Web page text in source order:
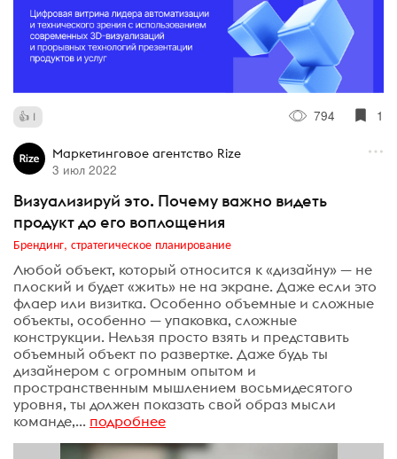
1 794 1
Маркетинговое агентство Rize
3 июл 2022
Визуализируй это. Почему важно видеть
продукт до его воплощения
Брендинг, стратегическое планирование
Любой объект, который относится к «дизайну» — не
плоский и будет «жить» не на экране. Даже если это
флаер или визитка. Особенно объемные и сложные
объекты, особенно — упаковка, сложные
конструкции. Нельзя просто взять и представить
объемный объект по развертке. Даже будь ты
дизайнером с огромным опытом и
пространственным мышлением восьмидесятого
уровня, ты должен показать свой образ мысли
команде,... подробнее